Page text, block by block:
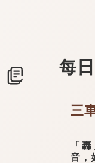
每
三
三
「
音，